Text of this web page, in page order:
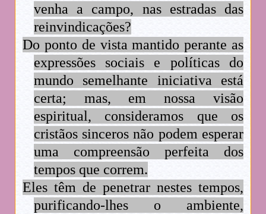
venha a campo, nas estradas das
reinvindicações?
Do ponto de vista mantido perante as
expressões sociais e políticas do
mundo semelhante iniciativa está
certa; mas, em nossa visão
espiritual, consideramos que os
cristãos sinceros não podem esperar
uma compreensão perfeita dos
tempos que correm.
Eles têm de penetrar nestes tempos,
purificando-lhes o ambiente,